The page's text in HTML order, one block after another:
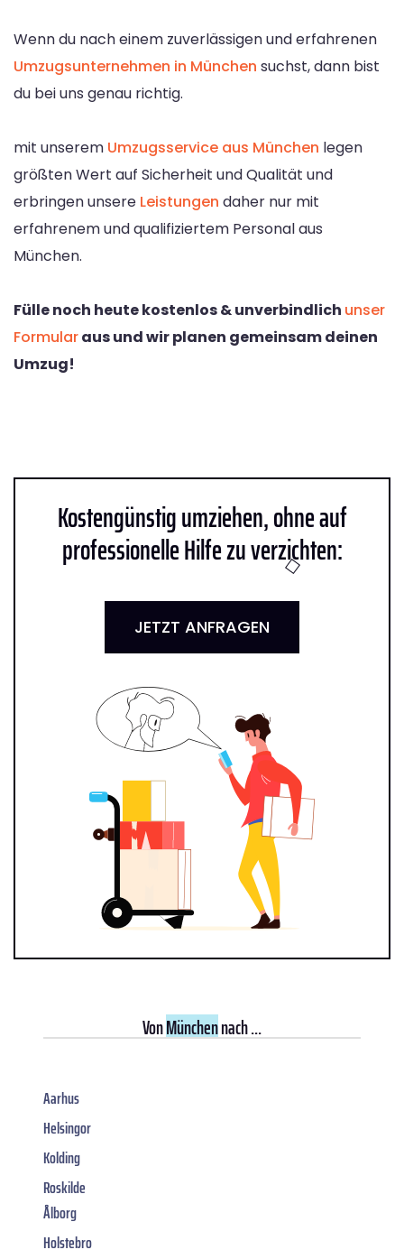
Wenn du nach einem zuverlässigen und erfahrenen
Umzugsunternehmen in München suchst, dann bist
du bei uns genau richtig.
mit unserem Umzugsservice aus München legen
größten Wert auf Sicherheit und Qualität und
erbringen unsere Leistungen daher nur mit
erfahrenem und qualifiziertem Personal aus
München.
Fülle noch heute kostenlos & unverbindlich unser
Formularaus und wir planen gemeinsam deinen
Umzug!
Kostengünstig umziehen, ohne auf
professionelle Hilfe zu verzichten:
JETZT ANFRAGEN
VonMünchennach ...
Aarhus
Helsingor
Kolding
Roskilde
Ålborg
Holstebro